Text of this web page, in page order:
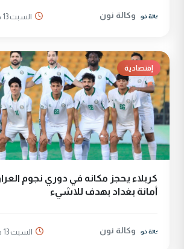
وكالة نون السبت 13 حزيران 2026
إقتصادية
كربلاء يحجز مكانه في دوري نجوم
أمانة بغداد بهدف للاشيء
وكالة نون السبت 13 حزيران 2026